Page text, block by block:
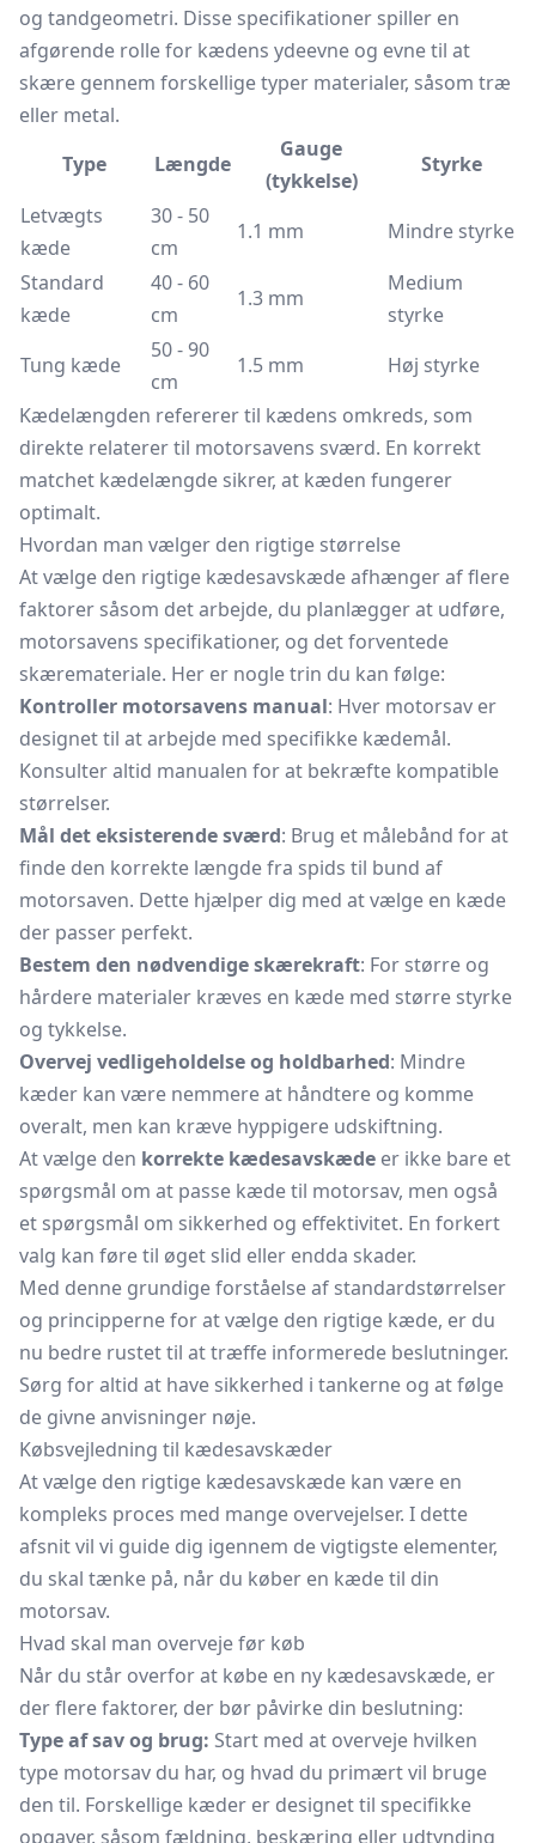
og tandgeometri. Disse specifikationer spiller en
afgørende rolle for kædens ydeevne og evne til at
skære gennem forskellige typer materialer, såsom træ
eller metal.
Type
Længde
Gauge
(tykkelse)
Styrke
Letvægts
kæde
30 - 50
cm
1.1 mm
Mindre styrke
Standard
kæde
40 - 60
cm
1.3 mm
Medium
styrke
Tung kæde
50 - 90
cm
1.5 mm
Høj styrke
Kædelængden refererer til kædens omkreds, som
direkte relaterer til motorsavens sværd. En korrekt
matchet kædelængde sikrer, at kæden fungerer
optimalt.
Hvordan man vælger den rigtige størrelse
At vælge den rigtige kædesavskæde afhænger af flere
faktorer såsom det arbejde, du planlægger at udføre,
motorsavens specifikationer, og det forventede
skæremateriale. Her er nogle trin du kan følge:
Kontroller motorsavens manual: Hver motorsav er
designet til at arbejde med specifikke kædemål.
Konsulter altid manualen for at bekræfte kompatible
størrelser.
Mål det eksisterende sværd: Brug et målebånd for at
finde den korrekte længde fra spids til bund af
motorsaven. Dette hjælper dig med at vælge en kæde
der passer perfekt.
Bestem den nødvendige skærekraft: For større og
hårdere materialer kræves en kæde med større styrke
og tykkelse.
Overvej vedligeholdelse og holdbarhed: Mindre
kæder kan være nemmere at håndtere og komme
overalt, men kan kræve hyppigere udskiftning.
At vælge den korrekte kædesavskæde er ikke bare et
spørgsmål om at passe kæde til motorsav, men også
et spørgsmål om sikkerhed og effektivitet. En forkert
valg kan føre til øget slid eller endda skader.
Med denne grundige forståelse af standardstørrelser
og principperne for at vælge den rigtige kæde, er du
nu bedre rustet til at træffe informerede beslutninger.
Sørg for altid at have sikkerhed i tankerne og at følge
de givne anvisninger nøje.
Købsvejledning til kædesavskæder
At vælge den rigtige kædesavskæde kan være en
kompleks proces med mange overvejelser. I dette
afsnit vil vi guide dig igennem de vigtigste elementer,
du skal tænke på, når du køber en kæde til din
motorsav.
Hvad skal man overveje før køb
Når du står overfor at købe en ny kædesavskæde, er
der flere faktorer, der bør påvirke din beslutning:
Type af sav og brug: Start med at overveje hvilken
type motorsav du har, og hvad du primært vil bruge
den til. Forskellige kæder er designet til specifikke
opgaver, såsom fældning, beskæring eller udtynding